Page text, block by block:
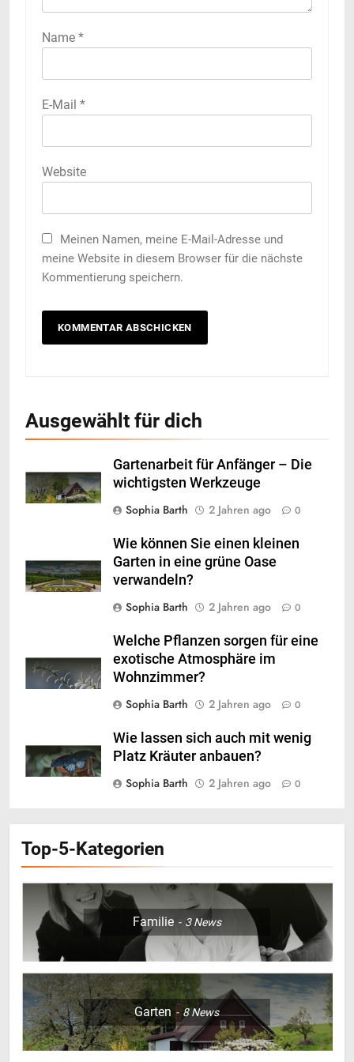
Name *
E-Mail *
Website
Meinen Namen, meine E-Mail-Adresse und
meine Website in diesem Browser für die nächste
Kommentierung speichern.
Ausgewählt für dich
Gartenarbeit für Anfänger – Die
wichtigsten Werkzeuge
Sophia Barth
2 Jahren ago 0
Wie können Sie einen kleinen
Garten in eine grüne Oase
verwandeln?
Sophia Barth
2 Jahren ago 0
Welche Pflanzen sorgen für eine
exotische Atmosphäre im
Wohnzimmer?
Sophia Barth
2 Jahren ago 0
Wie lassen sich auch mit wenig
Platz Kräuter anbauen?
Sophia Barth
2 Jahren ago 0
Top-5-Kategorien
Familie 3News
Garten 8News
5
Der Haargummi Guide 2026:
Trends, Materialien und die
Zukunft deines Lieblings-
Accessoires
LIFESTYLE
6
Weinpakete, die Stimmung und
Anlass perfekt treffen